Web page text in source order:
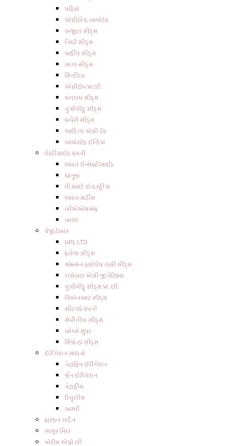
મહિકો
એગ્રીલેન્ડ બાયોટેક
અજીત સીડ્સ
નિધી સીડ્સ
માર્કીવ સીડ્સ
સાગા સીડ્સ
સિન્ટીલા
એગ્રીટોપ પ્રા.લી.
મંગલમ સીડ્સ
નુઝીવીડુ સીડ્સ
કાવેરી સીડ્સ
આદિત્ય એગ્રી ટેક
બાયોસ્ટેડ ઇન્ડિયા
પેસ્ટીસાઇડ કંપની
ભારત ઇન્સેક્ટીસાઈડ
ધાનુકા
પી.આઈ. ઇન્ડસ્ટ્રીઝ
ભારત સર્ટીસ
બીએએસએફ
બાયર
વેજીટેબલ
UPL LTD
કર્તવ્ય સીડ્સ
એક્સન હાઇવેજ રાસી સીડ્સ
ગ્લોબલ એગ્રી જીનેટિક્સ
નુઝીવીડું સીડ્સ પ્રા. લી.
વિએનઆર સીડ્સ
સીડવર્ક કંપની
સેમીનીઝ સીડ્સ
બોમ્બે સુપર
સિંજેન્ટા સીડ્સ
ઇરીગેશન સાધનો
નેટાફિમ ઈરીગેશન
જૈન ઈરીગેશન
નેટાફીમ
રિવુંલીસ
અસ્પી
ફાલ્કન ગાર્ડેન
સલ્ફર મિલ
એરીસ એગ્રો લી.